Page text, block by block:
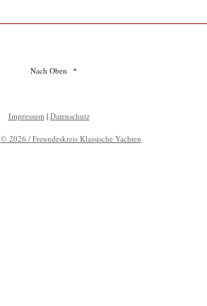
Nach Oben
Impressum | Datenschutz
© 2026 / Freundeskreis Klassische Yachten